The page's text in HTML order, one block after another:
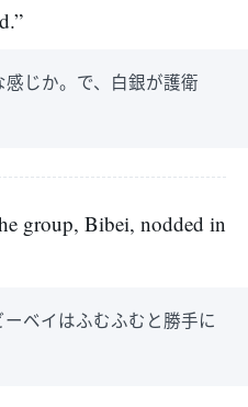
感じか。で、白銀が護衛
group, Bibei, nodded in
ベイはふむふむと勝手に